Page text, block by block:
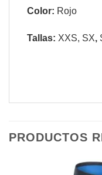
Color: Rojo
Tallas: XXS, SX,
PRODUCTOS